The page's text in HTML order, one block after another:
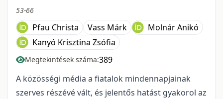
53-66
Pfau Christa Vass Márk
Molnár Anikó
Kanyó Krisztina Zsófia
Megtekintések száma:389
A közösségi média a fiatalok mindennapjainak
szerves részévé vált, és jelentős hatást gyakorol az